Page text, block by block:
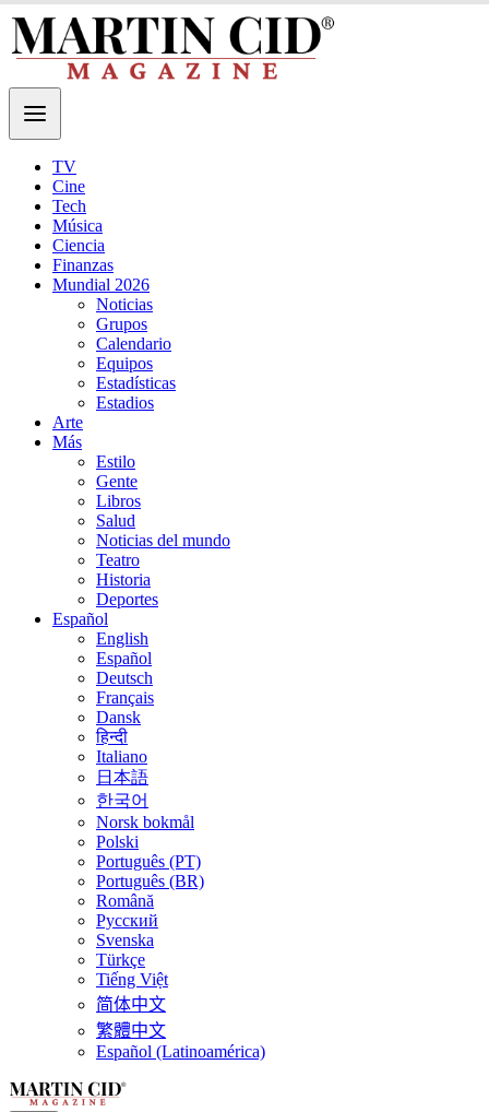
TV
Cine
Tech
Música
Ciencia
Finanzas
Mundial 2026
Noticias
Grupos
Calendario
Equipos
Estadísticas
Estadios
Arte
Más
Estilo
Gente
Libros
Salud
Noticias del mundo
Teatro
Historia
Deportes
Español
English
Español
Deutsch
Français
Dansk
हिन्दी
Italiano
日本語
한국어
Norsk bokmål
Polski
Português (PT)
Português (BR)
Română
Русский
Svenska
Türkçe
Tiếng Việt
简体中文
繁體中文
Español (Latinoamérica)